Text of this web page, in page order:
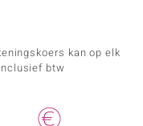
kan op elk
btw